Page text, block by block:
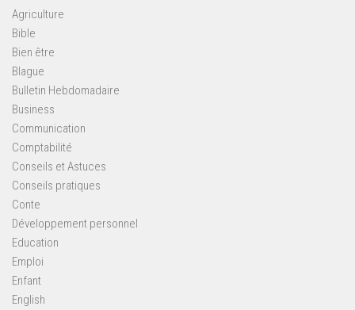
Agriculture
Bible
Bien être
Blague
Bulletin Hebdomadaire
Business
Communication
Comptabilité
Conseils et Astuces
Conseils pratiques
Conte
Développement personnel
Education
Emploi
Enfant
English